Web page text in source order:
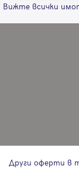
Вижте всички
Други оферти в